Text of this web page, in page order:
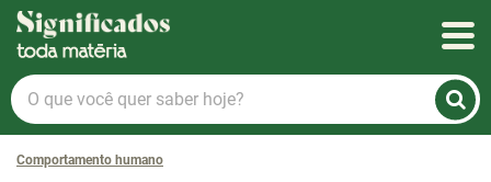
Significados
O
que
você
quer
Comportamento humano